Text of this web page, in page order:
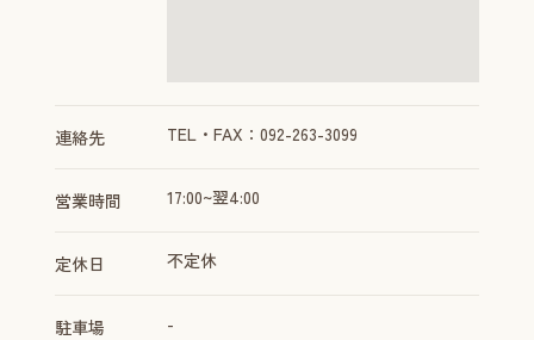
連絡先 TEL・FAX：092-263-3099
営業時間 17:00~翌4:00
定休日 不定休
駐車場 -